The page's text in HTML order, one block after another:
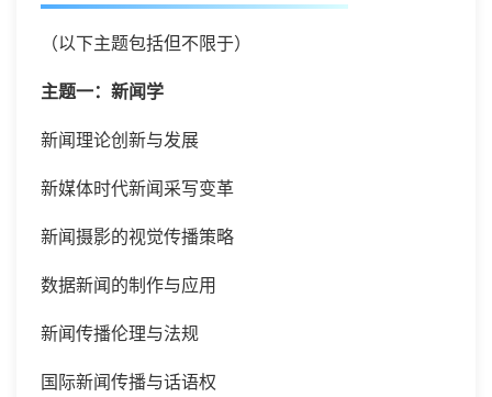
（以下主题包括但不限于）
主题一：新闻学
新闻理论创新与发展
新媒体时代新闻采写变革
新闻摄影的视觉传播策略
数据新闻的制作与应用
新闻传播伦理与法规
国际新闻传播与话语权